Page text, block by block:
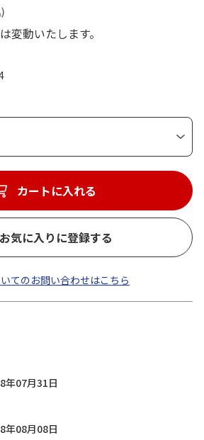
変動いたします。
カートに入れる
お気に入りに登録する
てのお問い合わせはこちら
年07月31日
年08月08日